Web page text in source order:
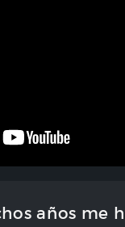
años me